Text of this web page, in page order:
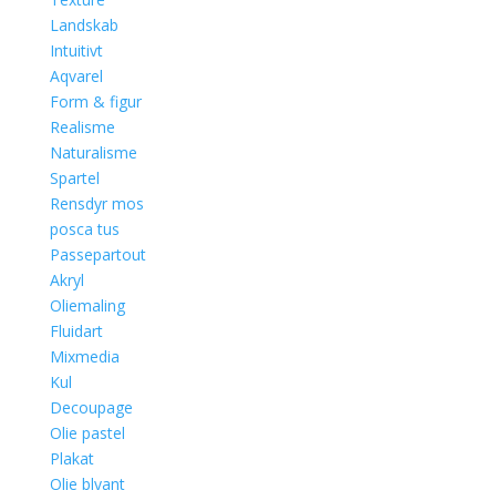
Landskab
Intuitivt
Aqvarel
Form & figur
Realisme
Naturalisme
Spartel
Rensdyr mos
posca tus
Passepartout
Akryl
Oliemaling
Fluidart
Mixmedia
Kul
Decoupage
Olie pastel
Plakat
Olie blyant